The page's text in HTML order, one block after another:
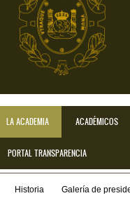
Menú principal
LA ACADEMIA ACADÉMICOS
PORTAL TRANSPARENCIA
Historia Galería de